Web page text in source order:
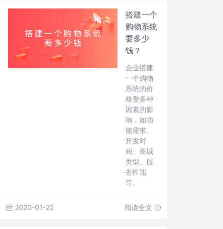
搭建一个
购物系统
要多少
钱？
企业搭建
一个购物
系统的价
格受多种
因素的影
响，如功
能需求、
开发时
间、商城
类型、服
务性能
等。
2020-01-22 阅读全文